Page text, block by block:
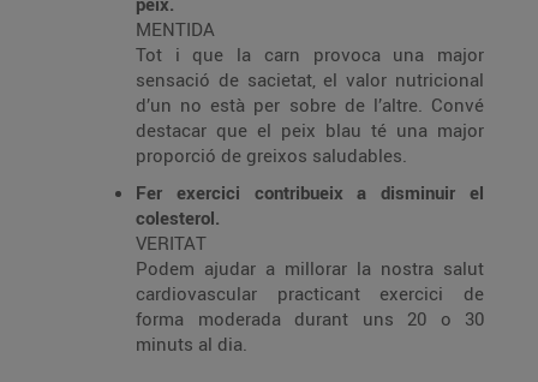
MENTIDA
Tot i que la carn provoca una major
sensació de sacietat, el valor nutricional
d’un no està per sobre de l’altre. Convé
destacar que el peix blau té una major
proporció de greixos saludables.
Fer exercici contribueix a disminuir el
colesterol.
VERITAT
Podem ajudar a millorar la nostra salut
cardiovascular practicant exercici de
forma moderada durant uns 20 o 30
minuts al dia.